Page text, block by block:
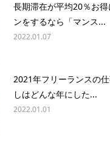
長期滞在が平均20％お
ンをするなら「マンス...
2022.01.07
2021年フリーランスの
しはどんな年にした...
2022.01.01